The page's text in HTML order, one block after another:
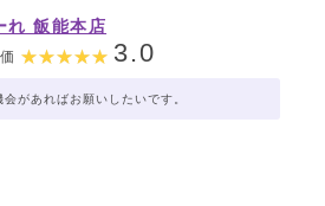
れ 飯能本店
3.0
会があればお願いしたいです。